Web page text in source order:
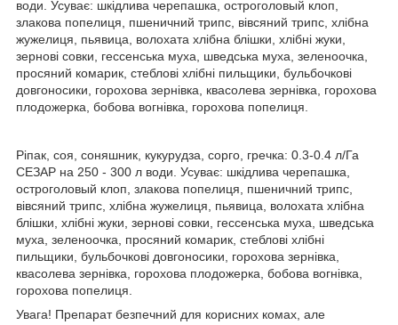
води. Усуває: шкідлива черепашка, остроголовый клоп,
злакова попелиця, пшеничний трипс, вівсяний трипс, хлібна
жужелиця, пьявица, волохата хлібна блішки, хлібні жуки,
зернові совки, гессенська муха, шведська муха, зеленоочка,
просяний комарик, стеблові хлібні пильщики, бульбочкові
довгоносики, горохова зернівка, квасолева зернівка, горохова
плодожерка, бобова вогнівка, горохова попелиця.
Ріпак, соя, соняшник, кукурудза, сорго, гречка: 0.3-0.4 л/Га
СЕЗАР на 250 - 300 л води. Усуває: шкідлива черепашка,
остроголовый клоп, злакова попелиця, пшеничний трипс,
вівсяний трипс, хлібна жужелиця, пьявица, волохата хлібна
блішки, хлібні жуки, зернові совки, гессенська муха, шведська
муха, зеленоочка, просяний комарик, стеблові хлібні
пильщики, бульбочкові довгоносики, горохова зернівка,
квасолева зернівка, горохова плодожерка, бобова вогнівка,
горохова попелиця.
Увага! Препарат безпечний для корисних комах, але